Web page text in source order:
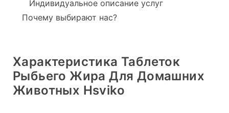
Индивидуальное описание услуг
Почему выбирают нас?
Характеристика Таблеток
Рыбьего Жира Для Домашних
Животных Hsviko